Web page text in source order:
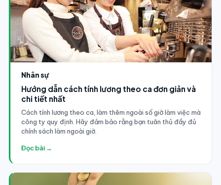
Nhân sự
Hướng dẫn cách tính lương theo ca đơn giản và
chi tiết nhất
Cách tính lương theo ca, làm thêm ngoài số giờ làm việc mà
công ty quy định. Hãy đảm bảo rằng bạn tuân thủ đầy đủ
chính sách làm ngoài giờ.
Đọc bài →